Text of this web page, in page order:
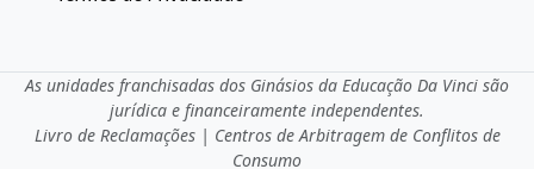
As unidades franchisadas dos Ginásios da Educação Da Vinci são
jurídica e financeiramente independentes.
Livro de Reclamações| Centros de Arbitragem de Conflitos de
Consumo